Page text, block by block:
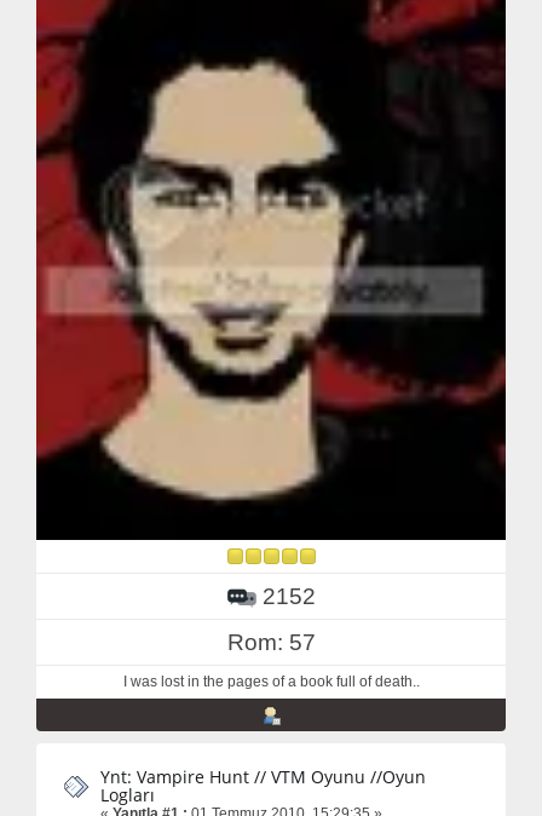
2152
Rom: 57
I was lost in the pages of a book full of death..
Ynt: Vampire Hunt // VTM Oyunu //Oyun
Logları